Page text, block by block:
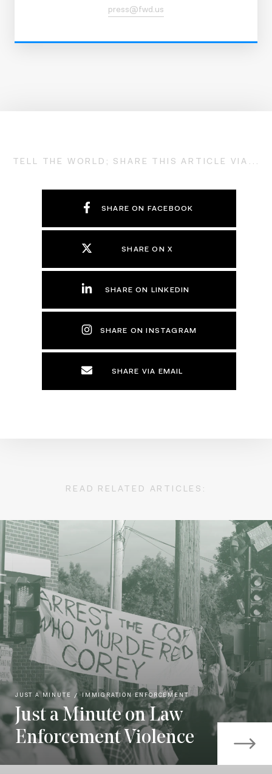
press@fwd.us
TELL THE WORLD; SHARE THIS ARTICLE VIA...
SHARE ON FACEBOOK
SHARE ON X
SHARE ON LINKEDIN
SHARE ON INSTAGRAM
SHARE VIA EMAIL
READ RELATED ARTICLES:
JUST A MINUTE IMMIGRATION ENFORCEMENT
Just a Minute on Law
Enforcement Violence